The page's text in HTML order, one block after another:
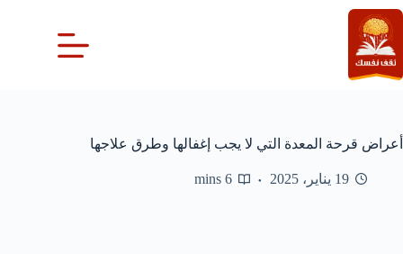
التجاوز
إلى
المحتوى
أعراض قرحة المعدة التي لا يجب إغفالها وطرق علاجها
19 يناير، 2025 6 mins